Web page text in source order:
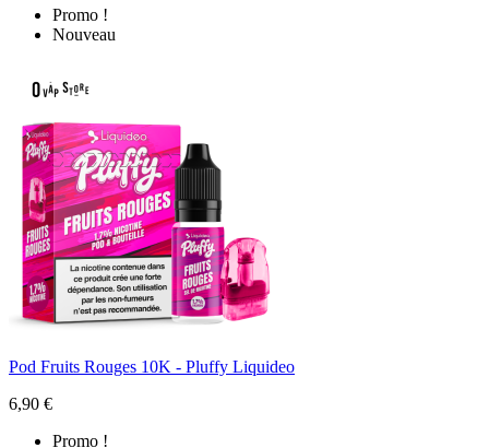
Promo !
Nouveau
Pod Fruits Rouges 10K - Pluffy Liquideo
6,90 €
Promo !